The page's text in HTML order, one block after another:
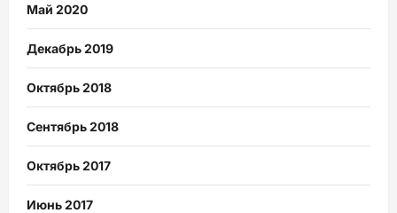
Май 2020
Декабрь 2019
Октябрь 2018
Сентябрь 2018
Октябрь 2017
Июнь 2017